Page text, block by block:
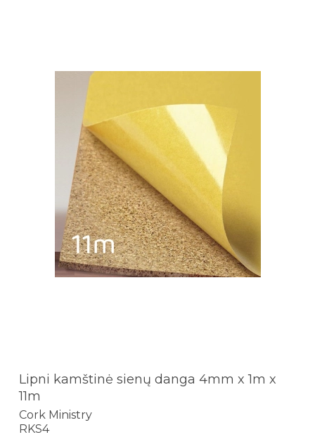
Lipni kamštinė sienų danga 4mm x 1m x
11m
Cork Ministry
RKS4